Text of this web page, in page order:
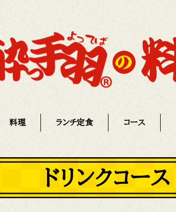
料理 ランチ定食 コース
ドリンクコース